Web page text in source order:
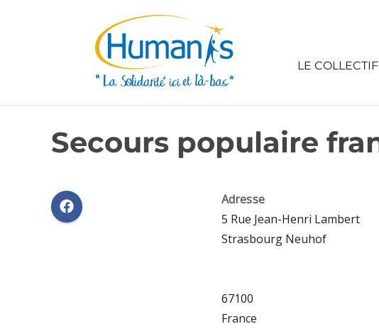
LE COLLECTIF
Secours populaire
Adresse
5 Rue Jean-Henri Lambert
Strasbourg Neuhof
67100
France